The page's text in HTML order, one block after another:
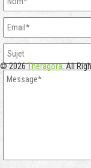
© 2026Theragora. All